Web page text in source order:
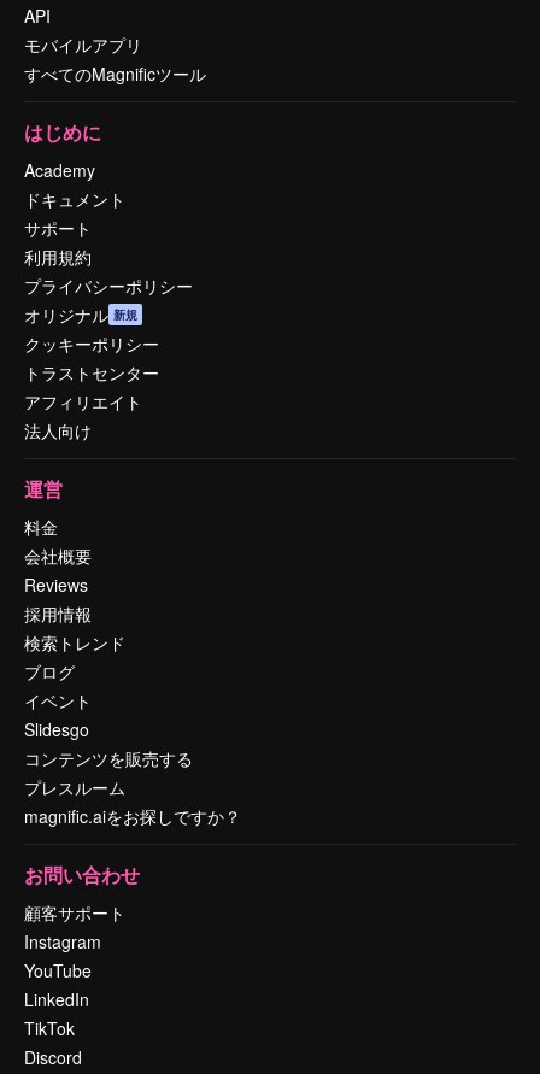
API
モバイルアプリ
すべてのMagnificツール
はじめに
Academy
ドキュメント
サポート
利用規約
プライバシーポリシー
オリジナル 新規
クッキーポリシー
トラストセンター
アフィリエイト
法人向け
運営
料金
会社概要
Reviews
採用情報
検索トレンド
ブログ
イベント
Slidesgo
コンテンツを販売する
プレスルーム
magnific.aiをお探しですか？
お問い合わせ
顧客サポート
Instagram
YouTube
LinkedIn
TikTok
Discord